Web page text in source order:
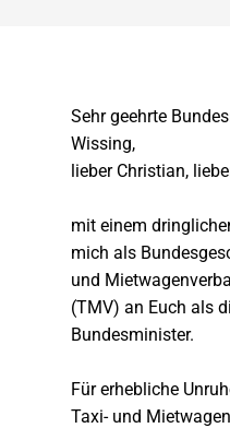
Sehr geehrte
Wissing,
lieber Christian,
mit einem
mich als
und
(TMV) an Euch als
Bundesminister.
Für erhebliche
Taxi- und